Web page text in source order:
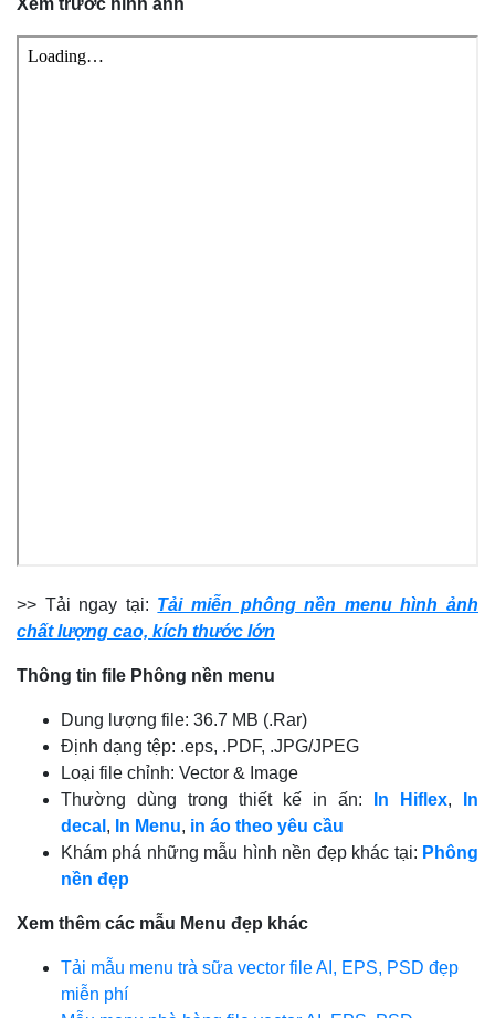
Xem trước hình ảnh
>> Tải ngay tại: Tải miễn phông nền menu hình ảnh
chất lượng cao, kích thước lớn
Thông tin file Phông nền menu
Dung lượng file: 36.7 MB (.Rar)
Định dạng tệp: .eps, .PDF, .JPG/JPEG
Loại file chỉnh: Vector & Image
Thường dùng trong thiết kế in ấn:
In Hiflex,
In
decal , In Menu, in áo theo yêu cầu
Khám phá những mẫu hình nền đẹp khác tại: Phông
nền đẹp
Xem thêm các mẫu Menu đẹp khác
Tải mẫu menu trà sữa vector file AI, EPS, PSD đẹp
miễn phí